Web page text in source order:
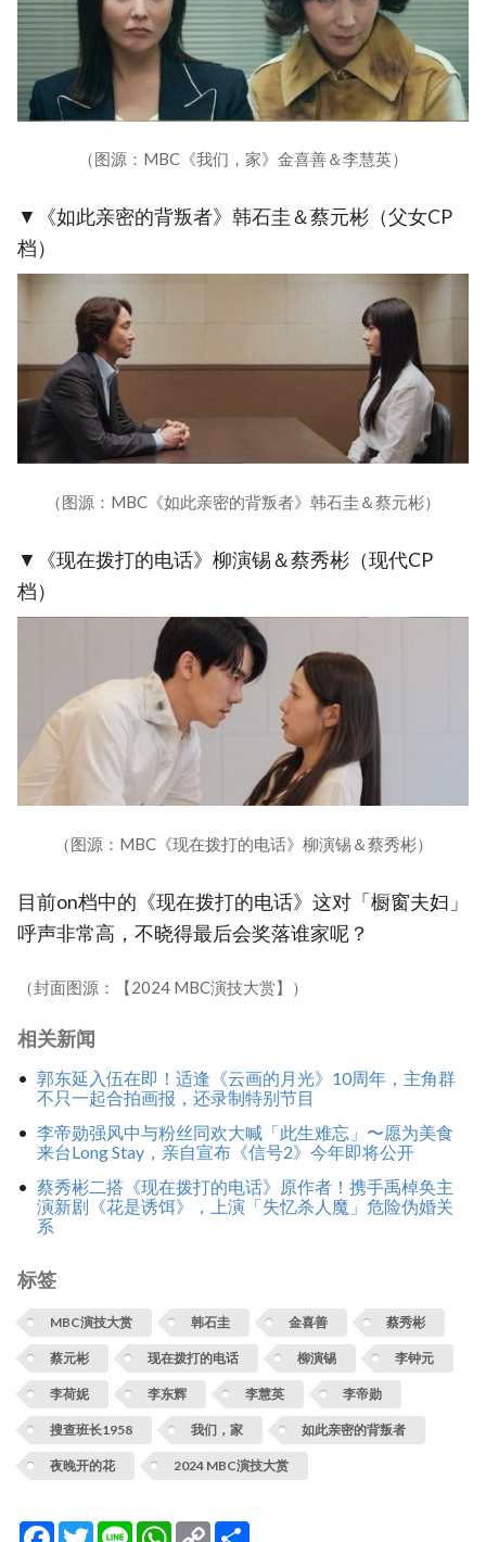
（图源：MBC《我们，家》金喜善＆李慧英）
▼《如此亲密的背叛者》韩石圭＆蔡元彬（父女CP
档）
（图源：MBC《如此亲密的背叛者》韩石圭＆蔡元彬）
▼《现在拨打的电话》柳演锡＆蔡秀彬（现代CP
档）
（图源：MBC《现在拨打的电话》柳演锡＆蔡秀彬）
目前on档中的《现在拨打的电话》这对「橱窗夫妇」
呼声非常高，不晓得最后会奖落谁家呢？
（封面图源：【2024 MBC演技大赏】）
相关新闻
郭东延入伍在即！适逢《云画的月光》10周年，主角群
不只一起合拍画报，还录制特别节目
李帝勋强风中与粉丝同欢大喊「此生难忘」〜愿为美食
来台Long Stay，亲自宣布《信号2》今年即将公开
蔡秀彬二搭《现在拨打的电话》原作者！携手禹棹奂主
演新剧《花是诱饵》，上演「失忆杀人魔」危险伪婚关
系
标签
MBC演技大赏 韩石圭 金喜善 蔡秀彬
蔡元彬 现在拨打的电话 柳演锡 李钟元
李荷妮 李东辉 李慧英 李帝勋
搜查班长1958 我们，家 如此亲密的背叛者
夜晚开的花 2024 MBC演技大赏
Facebook
TwitterLine WhatsApp
Copy